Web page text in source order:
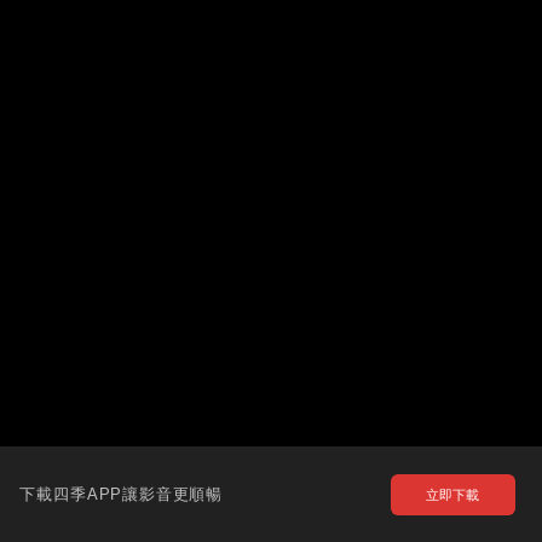
下載四季APP讓影音更順暢 立即下載